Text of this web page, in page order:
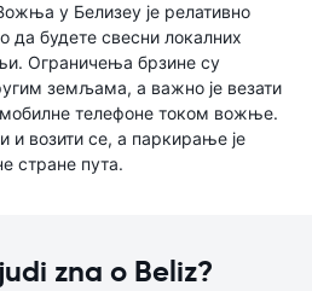
у Белизеу је релативно
да будете свесни локалних
Ограничења брзине су
земљама, а важно је везати
мобилне телефоне током вожње.
и возити се, а паркирање је
стране пута.
zna o Beliz?